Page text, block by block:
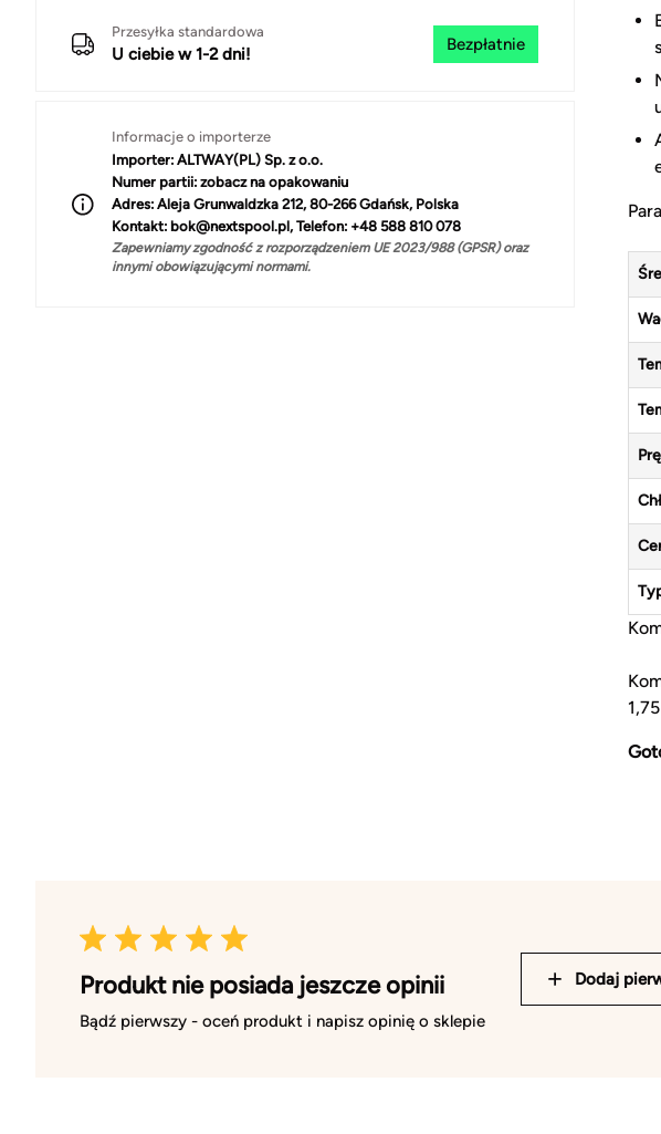
Przesyłka standardowa
U ciebie w 1-2 dni!
Bezpłatnie
Informacje o importerze
Importer: ALTWAY(PL) Sp. z o.o.
Numer partii: zobacz na opakowaniu
Adres: Aleja Grunwaldzka 212, 80-266 Gdańsk, Polska
Kontakt: bok@nextspool.pl, Telefon: +48 588 810 078
Zapewniamy zgodność z rozporządzeniem UE 2023/988 (GPSR) oraz
innymi obowiązującymi normami.
Produkt nie posiada jeszcze opinii
Bądź pierwszy - oceń produkt i napisz opinię o sklepie
Dodaj